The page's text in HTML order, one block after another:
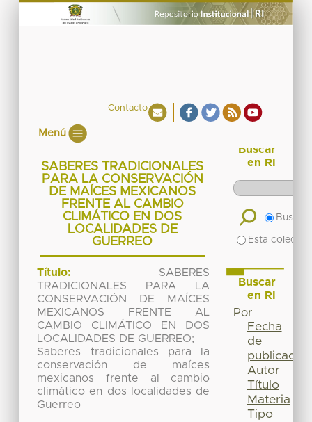
Contacto
Menú
SABERES TRADICIONALES
PARA LA CONSERVACIÓN
DE MAÍCES MEXICANOS
FRENTE AL CAMBIO
CLIMÁTICO EN DOS
LOCALIDADES DE
GUERREO
Título:
SABERES
TRADICIONALES PARA LA
CONSERVACIÓN DE MAÍCES
MEXICANOS FRENTE AL
CAMBIO CLIMÁTICO EN DOS
LOCALIDADES DE GUERREO;
Saberes tradicionales para la
conservación de maíces
mexicanos frente al cambio
climático en dos localidades de
Guerreo
Buscar
en RI
Buscar
Esta
Buscar
en RI
Por
Fecha
de
publicación
Autor
Título
Materia
Tipo